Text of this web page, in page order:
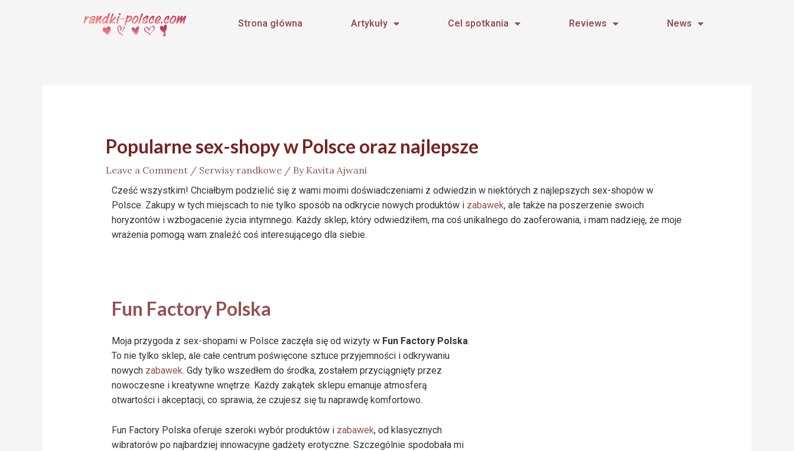
Strona główna Artykuły Cel spotkania Reviews News
Popularne sex-shopy w Polsce oraz najlepsze
Leave a Comment / Serwisy randkowe/ By Kavita Ajwani
Cześć wszystkim! Chciałbym podzielić się z wami moimi doświadczeniami z odwiedzin w niektórych z najlepszych sex-shopów w
Polsce. Zakupy w tych miejscach to nie tylko sposób na odkrycie nowych produktów i zabawek, ale także na poszerzenie swoich
horyzontów i wzbogacenie życia intymnego. Każdy sklep, który odwiedziłem, ma coś unikalnego do zaoferowania, i mam nadzieję, że moje
wrażenia pomogą wam znaleźć coś interesującego dla siebie.
Fun Factory Polska
Moja przygoda z sex-shopami w Polsce zaczęła się od wizyty w Fun Factory Polska.
To nie tylko sklep, ale całe centrum poświęcone sztuce przyjemności i odkrywaniu
nowych zabawek. Gdy tylko wszedłem do środka, zostałem przyciągnięty przez
nowoczesne i kreatywne wnętrze. Każdy zakątek sklepu emanuje atmosferą
otwartości i akceptacji, co sprawia, że czujesz się tu naprawdę komfortowo.
Fun Factory Polska oferuje szeroki wybór produktów i zabawek, od klasycznych
wibratorów po najbardziej innowacyjne gadżety erotyczne. Szczególnie spodobała mi